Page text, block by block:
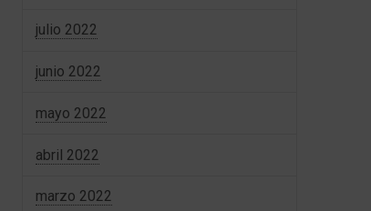
julio 2022
junio 2022
mayo 2022
abril 2022
marzo 2022